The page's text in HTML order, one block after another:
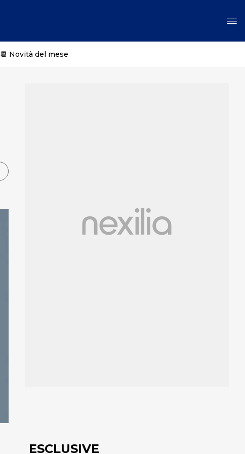
📆 Novità del mese
ESCLUSIVE